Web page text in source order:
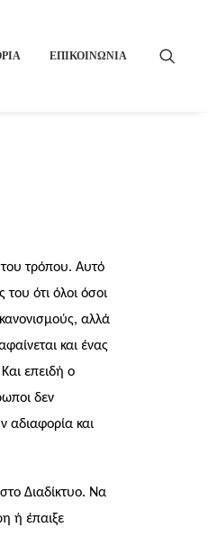
ΕΠΙΚΟΙΝΩΝΙΑ
του τρόπου. Αυτό
ότι όλοι όσοι
αλλά
και ένας
επειδή ο
δεν
αδιαφορία και
Διαδίκτυο. Να
ή έπαιξε